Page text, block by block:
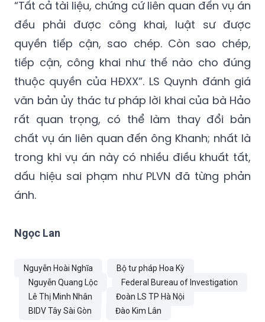
Còn LS Nguyễn Văn Quynh (Đoàn LS TP Hà
Nội, người bào chữa cho ông Khanh) nói:
“Tất cả tài liệu, chứng cứ liên quan đến vụ án
đều phải được công khai, luật sư được
quyền tiếp cận, sao chép. Còn sao chép,
tiếp cận, công khai như thế nào cho đúng
thuộc quyền của HĐXX”. LS Quynh đánh giá
văn bản ủy thác tư pháp lời khai của bà Hảo
rất quan trọng, có thể làm thay đổi bản
chất vụ án liên quan đến ông Khanh; nhất là
trong khi vụ án này có nhiều điều khuất tất,
ánh.
Ngọc Lan
Nguyễn Hoài Nghĩa
Bộ tư pháp Hoa Kỳ